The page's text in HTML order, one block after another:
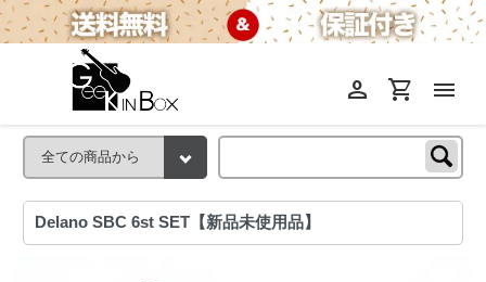
menu
shopping_cart
person
Delano SBC 6st SET【新品未使用品】